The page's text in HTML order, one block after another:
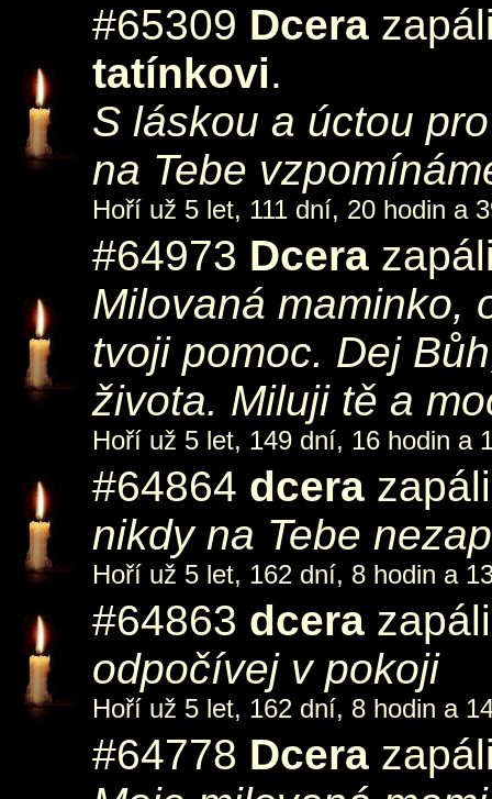
#65309 Dcera
tatínkovi.
S láskou a úctou
na Tebe
Hoří už 5 let, 111 dní, 20 hodin a
#64973 Dcera
Milovaná maminko,
tvoji pomoc. Dej
života. Miluji tě a
Hoří už 5 let, 149 dní, 16 hodin a
#64864 dcera
nikdy na Tebe
Hoří už 5 let, 162 dní, 8 hodin a
#64863 dcera
odpočívej v pokoji
Hoří už 5 let, 162 dní, 8 hodin a
#64778 Dcera